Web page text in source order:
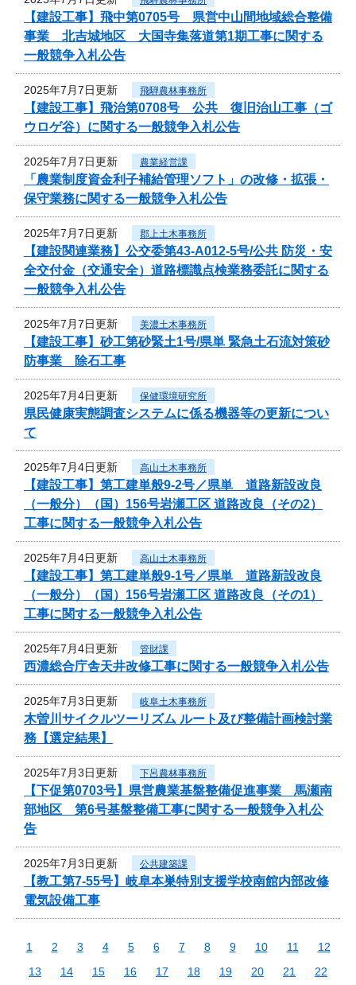
【建設工事】飛中第0705号 県営中山間地域総合整備
事業 北吉城地区 大国寺集落道第1期工事に関する
一般競争入札公告
2025年7月7日更新 飛騨農林事務所
【建設工事】飛治第0708号 公共 復旧治山工事（ゴ
ウロゲ谷）に関する一般競争入札公告
2025年7月7日更新 農業経営課
「農業制度資金利子補給管理ソフト」の改修・拡張・
保守業務に関する一般競争入札公告
2025年7月7日更新 郡上土木事務所
【建設関連業務】公交委第43-A012-5号/公共 防災・安
全交付金（交通安全）道路標識点検業務委託に関する
一般競争入札公告
2025年7月7日更新 美濃土木事務所
【建設工事】砂工第砂緊土1号/県単 緊急土石流対策砂
防事業 除石工事
2025年7月4日更新 保健環境研究所
県民健康実態調査システムに係る機器等の更新につい
て
2025年7月4日更新 高山土木事務所
【建設工事】第工建単般9-2号／県単 道路新設改良
（一般分）（国）156号岩瀬工区 道路改良（その2）
工事に関する一般競争入札公告
2025年7月4日更新 高山土木事務所
【建設工事】第工建単般9-1号／県単 道路新設改良
（一般分）（国）156号岩瀬工区 道路改良（その1）
工事に関する一般競争入札公告
2025年7月4日更新 管財課
西濃総合庁舎天井改修工事に関する一般競争入札公告
2025年7月3日更新 岐阜土木事務所
木曽川サイクルツーリズム ルート及び整備計画検討業
務【選定結果】
2025年7月3日更新 下呂農林事務所
【下促第0703号】県営農業基盤整備促進事業 馬瀬南
部地区 第6号基盤整備工事に関する一般競争入札公
告
2025年7月3日更新 公共建築課
【教工第7-55号】岐阜本巣特別支援学校南館内部改修
電気設備工事
1 2 3 4 5 6 7 8 9 10 11
12
13
14 15 16 17 18 19 20 21
22